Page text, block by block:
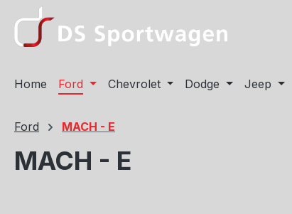
Hauptinhalt springen
Zur Suche springen
Zur Hauptnavigation springen
Home Ford Chevrolet Dodge Jeep
Ford MACH - E
MACH - E